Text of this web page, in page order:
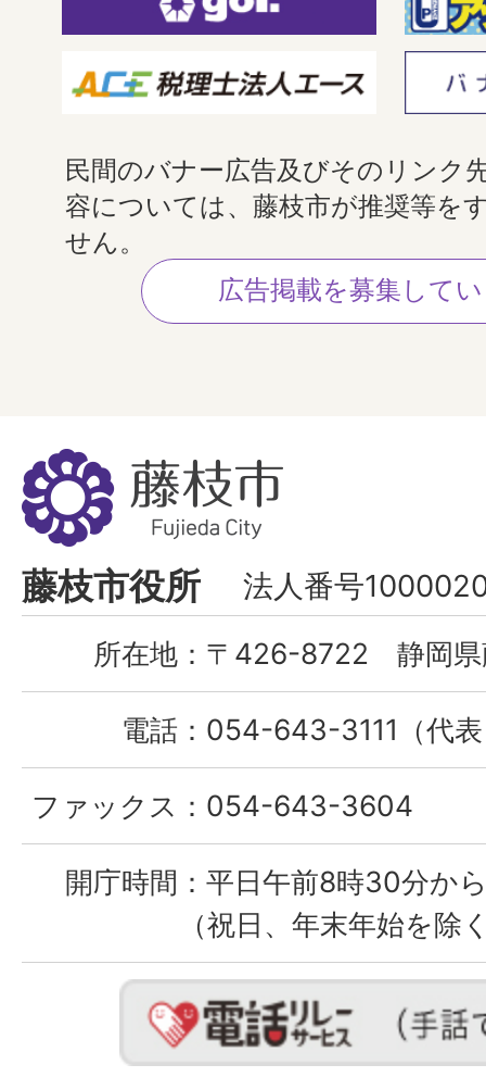
民間のバナー広告及びそのリンク
容については、藤枝市が推奨等を
せん。
広告掲載を募集して
藤
枝
市
Fujieda
City
藤枝市役所 法人番号
所在地： 〒426-8722 静岡県
電話： 054-643-3111（代
ファックス： 054-643-3604
開庁時間： 平日午前8時30分か
（祝日、年末年始を除